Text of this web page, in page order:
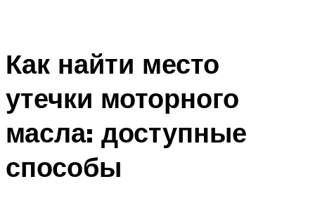
Как найти место
утечки моторного
масла: доступные
способы